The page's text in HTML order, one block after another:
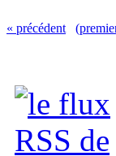
« précédent